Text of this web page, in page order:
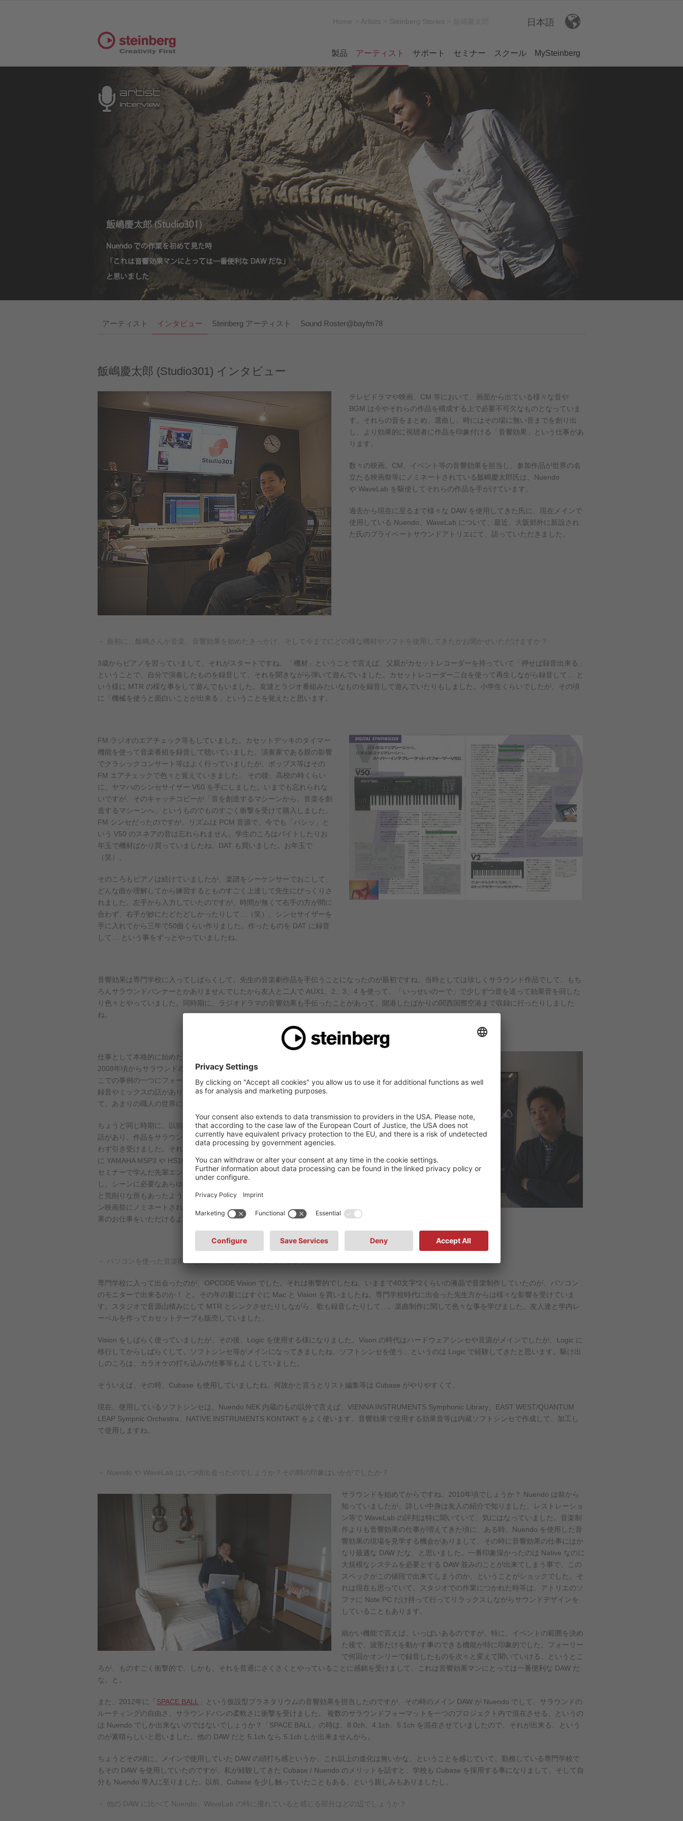
Home Artists Steinberg Stories 日本語
製品 アーティスト サポート セミナー スクール MySteinberg
アーティスト インタビュー Steinberg アーティスト Sound Roster@bayfm78
飯嶋慶太郎 (Studio301) インタビュー
テレビドラマや映画、CM 等において、画面から出ている様々な音や
BGM は今やそれらの作品を構成する上で必要不可欠なものとなっていま
す。それらの音をまとめ、選曲し、時にはその場に無い音までを創り出
し、より効果的に視聴者に作品を印象付ける「音響効果」という仕事があ
ります。
数々の映画、CM、イベント等の音響効果を担当し、参加作品が世界の名
立たる映画祭等にノミネートされている飯嶋慶太郎氏は、Nuendo
や WaveLab を駆使してそれらの作品を手がけています。
過去から現在に至るまで様々な DAW を使用してきた氏に、現在メインで
使用している Nuendo、WaveLab について、最近、大阪郊外に新設され
た氏のプライベートサウンドアトリエにて、語っていただきました。
－ 最初に、飯嶋さんが音楽、音響効果を始めたきっかけ、そして今までにどの様な機材やソフトを使用してきたかお聞かせいただけますか？
3歳からピアノを習っていまして、それがスタートですね。「機材」ということで言えば、父親がカセットレコーダーを持っていて「押せば録音出来る」
ということで、自分で演奏したものを録音して、それを聞きながら弾いて遊んでいました。カセットレコーダー二台を使って再生しながら録音して… と
いう様に MTR の様な事をして遊んでもいました。友達とラジオ番組みたいなものを録音して遊んでいたりもしました。小学生くらいでしたが、その頃
に「機械を使うと面白いことが出来る」ということを覚えたと思います。
FM ラジオのエアチェック等もしていました。カセットデッキのタイマー
機能を使って音楽番組を録音して聴いていました。演奏家である親の影響
でクラシックコンサート等はよく行っていましたが、ポップス等はその
FM エアチェックで色々と覚えていきました。 その後、高校の時くらい
に、ヤマハのシンセサイザー V50 を手にしました。いまでも忘れられな
いですが、そのキャッチコピーが「音を創造するマシーンから、音楽を創
造するマシーンへ」というものでものすごく衝撃を受けて購入しました。
FM シンセだったのですが、リズムは PCM 音源で、今でも「バシッ」と
いう V50 のスネアの音は忘れられません。学生のころはバイトしたりお
年玉で機材ばかり買っていましたね。DAT も買いました。お年玉で
（笑）。
そのころもピアノは続けていましたが、楽譜をシーケンサーでおこして、
どんな曲か理解してから練習するとものすごく上達して先生にびっくりさ
れました。左手から入力していたのですが、時間が無くて右手の方が間に
合わず、右手が妙にたどたどしかったりして…（笑）。シンセサイザーを
手に入れてから三年で50曲くらい作りました。作ったものを DAT に録音
して… という事をずっとやっていましたね。
音響効果は専門学校に入ってしばらくして、先生の音楽劇作品を手伝うことになったのが最初ですね。当時としては珍しくサラウンド作品でして、もち
ろんサラウンドパンナーとかありませんでしたから友人と二人で AUX1、2、3、4 を使って、「いっせいのーで」で少しずつ音を送って効果音を回した
り色々とやっていました。同時期に、ラジオドラマの音響効果も手伝ったことがあって、開港したばかりの関西国際空港まで収録に行ったりしました
ね。
仕事として本格的に始めたのは平林勇監督の短編映画が最初でした。
2008年頃からサラウンドの勉強会に定期的に通っていた時期があり、そ
こでの事例の一つにフォーリー（映像に足音等を一つ一つ付ける仕事）の
録音やミックスの話がありまして、実演されている所を目の当たりにし
て、あまりの職人の世界に鳥肌ものでした。
ちょうど同じ時期に、以前から交流のあった平林監督から短篇映画制作の
話があり、作品をサラウンドでやってみたいと相談をいただきまして、迷
わず引き受けました。それが初めて音響効果を担当した作品です。仕込用
に YAMAHA MSP3 や HS10 を買いそろえ、02R96 から出力させました。
セミナーで学んだ先輩エンジニアの方々の技を見よう見まねで試行錯誤
し、シーンに必要なあらゆる効果音や情景描写を創り込みました。今聴く
と荒削りな所もあったように思いますが、その作品が翌2009年のベルリ
ン映画祭にノミネートされた事を機に、監督はじめ多くの方々から音響効
果のお仕事をいただけるようになりました。
－ パソコンを使った音楽制作を始められたのはいつごろでしょうか？
専門学校に入って出会ったのが、OPCODE Vision でした。それは衝撃的でしたね。いままで40文字*2くらいの液晶で音楽制作していたのが、パソコン
のモニターで出来るのか！ と。その年の夏にはすぐに Mac と Vision を買いましたね。専門学校時代に出会った先生方からは様々な影響を受けていま
す。スタジオで音源山積みにして MTR とシンクさせたりしながら、歌も録音したりして…。楽曲制作に関して色々な事を学びました。友人達と学内レ
ーベルを作ってカセットテープも販売していました。
Vision をしばらく使っていましたが、その後、Logic を使用する様になりました。Vison の時代はハードウェアシンセや音源がメインでしたが、Logic に
移行してからしばらくして、ソフトシンセ等がメインになってきましたね。ソフトシンセを使う、というのは Logic で経験してきたと思います。駆け出
しのころは、カラオケの打ち込みの仕事等もよくしていました。
そういえば、その時、Cubase も使用していましたね。何故かと言うとリスト編集等は Cubase がやりやすくて。
現在、使用しているソフトシンセは、Nuendo NEK 内蔵のもの以外で言えば、VIENNA INSTRUMENTS Symphonic Library、EAST WEST/QUANTUM
LEAP Sympnic Orchestra、NATIVE INSTRUMENTS KONTAKT をよく使います。音響効果で使用する効果音等は内蔵ソフトシンセで作成して、加工し
て使用しますね。
－ Nuendo や WaveLab はいつ頃出会ったのでしょうか？その時の印象はいかがでしたか？
サラウンドを始めてからですね。2010年頃でしょうか？ Nuendo は前から
知っていましたが、詳しい中身は友人の紹介で知りました。レストレーショ
ン等で WaveLab の評判は特に聞いていて、気にはなっていました。音楽制
作よりも音響効果の仕事が増えてきた頃に、ある時、Nuendo を使用した音
響効果の現場を見学する機会がありまして、その時に音響効果の仕事にはか
なり最適な DAW だな、と思いました。一番印象深かったのは Native なのに
大規模なシステムを必要とする DAW 並みのことが出来てしまう事で、この
スペックがこの値段で出来てしまうのか、ということがショックでした。そ
れは現在も思っていて、スタジオでの作業につかれた時等は、アトリエのソ
ファに Note PC だけ持って行ってリラックスしながらサウンドデザインを
していることもあります。
細かい機能で言えば、いっぱいあるのですが、特に、イベントの範囲を決め
た後で、波形だけを動かす事のできる機能が特に印象的でした。フォーリー
で何回かオンリーで録音したものを次々と変えて聞いていける、というとこ
ろが、ものすごく衝撃的で、しかも、それを普通にさくさくとやっていることに感銘を受けまして、これは音響効果マンにとっては一番便利な DAW だ
な、と。
また、2012年に「 SPACE BALL
」という仮設型プラネタリウムの音響効果を担当したのですが、その時のメイン DAW が Nuendo でして、サラウンドの
ルーティングの自由さ、サラウンドパンの柔軟さに衝撃を受けました。 複数のサラウンドフォーマットを一つのプロジェクト内で混在させる、というの
は Nuendo でしか出来ないのではないでしょうか？「SPACE BALL」の時は、8.0ch、4.1ch、5.1ch を混在させていましたので、それが出来る、という
のが素晴らしいと思いました。他の DAW だと 5.1ch なら 5.1ch しか出来ませんから。
ちょうどその頃に、メインで使用していた DAW の頭打ち感というか、これ以上の進化は無いかな、ということを感じていて、勤務している専門学校で
もその DAW を使用していたのですが、私が経験してきた Cubase / Nuendo のメリットを話すと、学校も Cubase を採用する事になりまして、そして自
分も Nuendo 導入に至りました。以前、Cubase を少し触っていたこともある、という親しみもありましたし。
－ 他の DAW に比べて Nuendo、WaveLab の特に優れていると感じる部分はどの辺でしょうか？